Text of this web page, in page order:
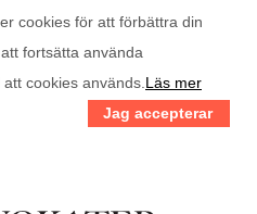
cookies för att förbättra din
fortsätta använda
cookies används. Läs mer
Jag accepterar